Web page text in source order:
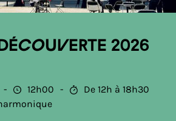
2026
12h00
De 12h à 18h30